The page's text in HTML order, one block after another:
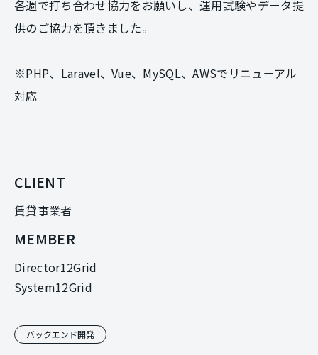
各週で打ち合わせ協力をお願いし、運用試験やデータ提
供のご協力を頂きました。
※PHP、Laravel、Vue、MySQL、AWSでリニューアル
対応
CLIENT
賃貸事業者
MEMBER
Director12Grid
System12Grid
バックエンド開発